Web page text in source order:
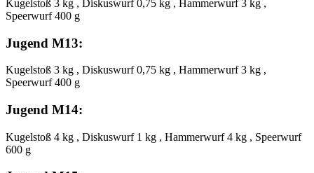
Kugelstoß 3 kg , Diskuswurf 0,75 kg , Hammerwurf 3 kg ,
Speerwurf 400 g
Jugend M13:
Kugelstoß 3 kg , Diskuswurf 0,75 kg , Hammerwurf 3 kg ,
Speerwurf 400 g
Jugend M14:
Kugelstoß 4 kg , Diskuswurf 1 kg , Hammerwurf 4 kg , Speerwurf
600 g